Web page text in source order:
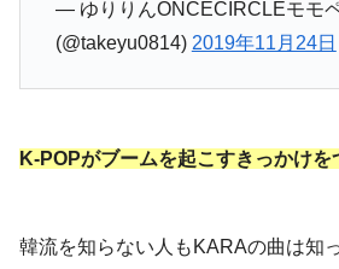
— ゆりりんONCECIRCLEモモ
(@takeyu0814) 2019年11月24日
K-POPがブームを起こすきっかけを
韓流を知らない人もKARAの曲は知